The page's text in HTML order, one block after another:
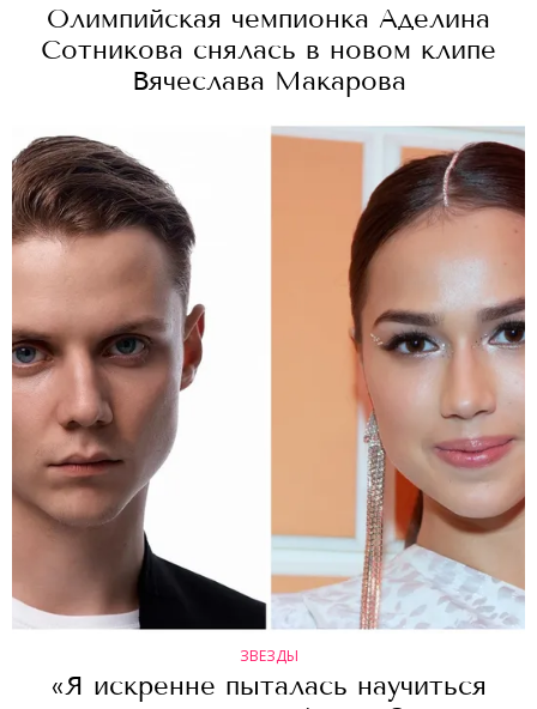
Олимпийская чемпионка Аделина
Сотникова снялась в новом клипе
Вячеслава Макарова
ЗВЕЗДЫ
«Я искренне пыталась научиться